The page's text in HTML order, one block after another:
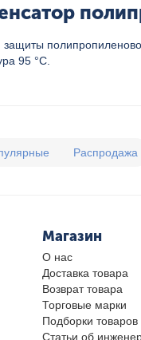
95 °C.
Распродажа
Магазин
О нас
Доставка товара
Возврат товара
Торговые марки
Подборки товаров
Статьи об